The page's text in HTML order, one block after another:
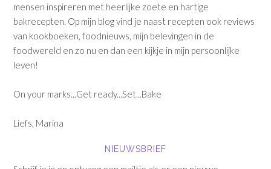
mensen inspireren met heerlijke zoete en hartige
bakrecepten. Op mijn blog vind je naast recepten ook reviews
van kookboeken, foodnieuws, mijn belevingen in de
foodwereld en zo nu en dan een kijkje in mijn persoonlijke
leven!
On your marks...Get ready...Set...Bake
Liefs, Marina
NIEUWSBRIEF